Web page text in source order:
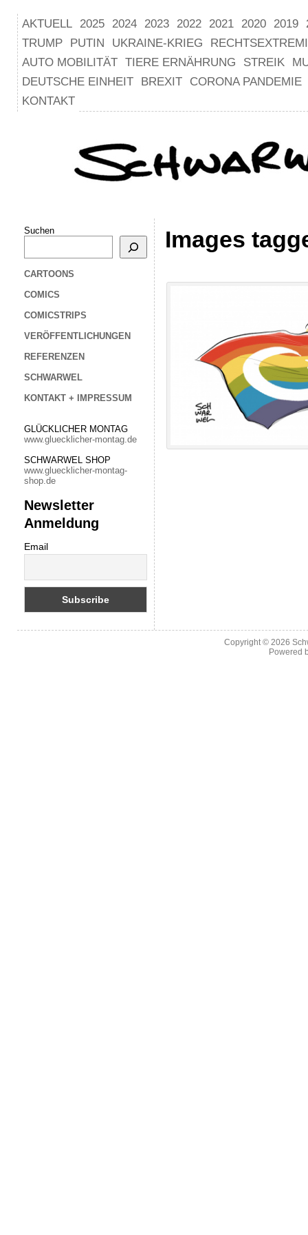
AKTUELL 2025 2024 2023 2022 2021 2020 2019
TRUMP
PUTIN UKRAINE-KRIEG
AUTO MOBILITÄT TIERE ERNÄHRUNG STREIK
DEUTSCHE EINHEIT
BREXIT
CORONA PANDEMIE
KONTAKT
Suchen
CARTOONS
COMICS
COMICSTRIPS
VERÖFFENTLICHUNGEN
REFERENZEN
SCHWARWEL
KONTAKT + IMPRESSUM
GLÜCKLICHER MONTAG
www.gluecklicher-montag.de
SCHWARWEL SHOP
www.gluecklicher-montag-
shop.de
Newsletter
Anmeldung
Email
Images
Copyright © 2026
Powered